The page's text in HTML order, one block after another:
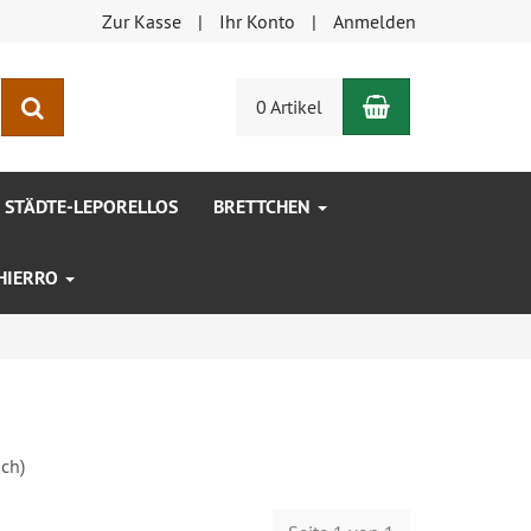
Zur Kasse Ihr Konto Anmelden
0 Artikel Warenkorb
STÄDTE-LEPORELLOS BRETTCHEN